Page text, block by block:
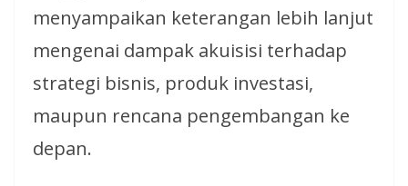
menyampaikan keterangan lebih lanjut
mengenai dampak akuisisi terhadap
strategi bisnis, produk investasi,
maupun rencana pengembangan ke
depan.